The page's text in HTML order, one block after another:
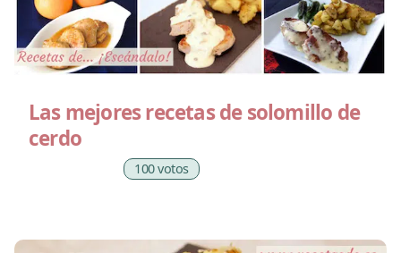
Las mejores recetas de solomillo de
cerdo
100 votos